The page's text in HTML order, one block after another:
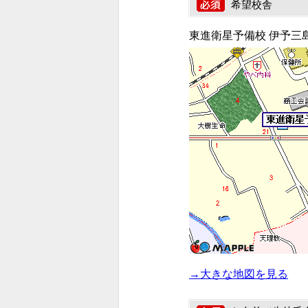
希望校舎
東進衛星予備校 伊予三
→大きな地図を見る